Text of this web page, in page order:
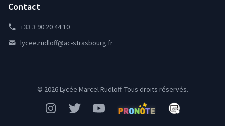
Contact
+33 3 90 20 44 10
lycee.rudloff@ac-strasbourg.fr
© 2026 Lycée Marcel Rudloff. Tous droits réservés.
InstagramTwitterYouTubePronote Mon Bureau